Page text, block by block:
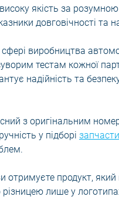
високу якість за
довговічності та
виробництва
тестам кожної
надійність та
з оригінальним
у підборі
отримуєте продукт, який
лише у